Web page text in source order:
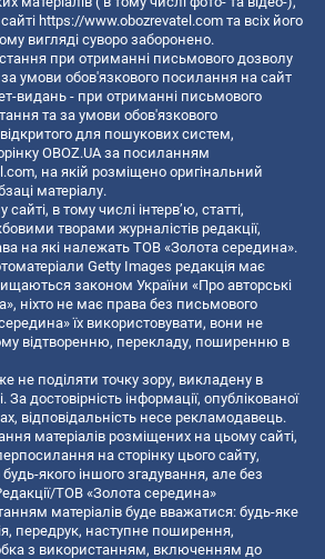
https://www.obozrevatel.com та всіх його
вигляді суворо заборонено.
при отриманні письмового дозволу
за умови обов'язкового посилання на сайт
видань - при отриманні письмового
та за умови обов'язкового
для пошукових систем,
OBOZ.UA за посиланням
, на якій розміщено оригінальний
матеріалу.
в тому числі інтерв’ю, статті,
творами журналістів редакції,
на які належать ТОВ «Золота середина».
Getty Images редакція має
законом України «Про авторські
ніхто не має права без письмового
їх використовувати, вони не
відтворенню, перекладу, поширенню в
не поділяти точку зору, викладену в
За достовірність інформації, опублікованої
відповідальність несе рекламодавець.
матеріалів розміщених на цьому сайті,
на сторінку цього сайту,
якого іншого згадування, але без
ТОВ «Золота середина»
матеріалів буде вважатися: будь-яке
передрук, наступне поширення,
з використанням, включенням до